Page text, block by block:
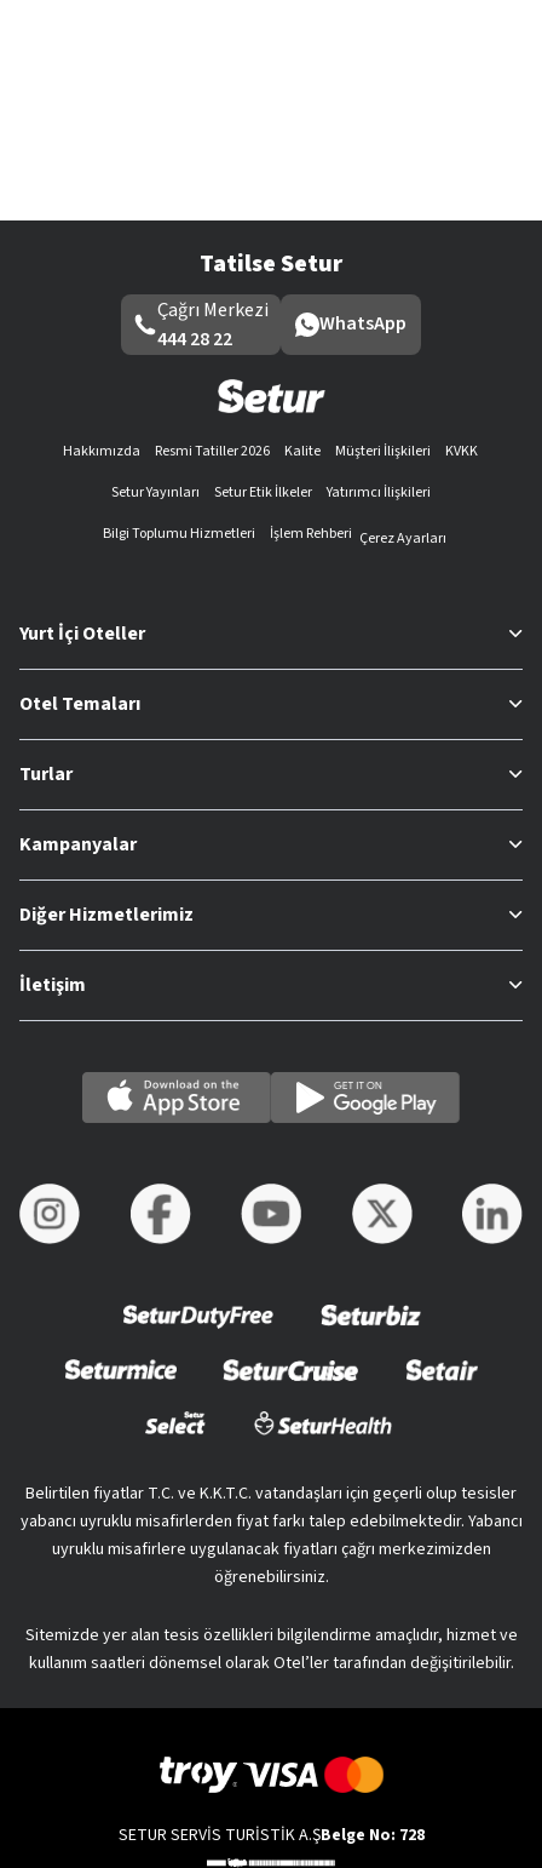
Tatilse Setur
Çağrı Merkezi
444 28 22
WhatsApp
Hakkımızda Resmi Tatiller 2026 Kalite Müşteri İlişkileri
KVKK
Setur Yayınları
Setur Etik İlkeler
Yatırımcı İlişkileri
Bilgi Toplumu Hizmetleri
İşlem Rehberi Çerez Ayarları
Yurt İçi Oteller
Otel Temaları
Turlar
Kampanyalar
Diğer Hizmetlerimiz
İletişim
Belirtilen fiyatlar T.C. ve K.K.T.C. vatandaşları için geçerli olup tesisler
yabancı uyruklu misafirlerden fiyat farkı talep edebilmektedir. Yabancı
uyruklu misafirlere uygulanacak fiyatları çağrı merkezimizden
öğrenebilirsiniz.
Sitemizde yer alan tesis özellikleri bilgilendirme amaçlıdır, hizmet ve
kullanım saatleri dönemsel olarak Otel’ler tarafından değişitirilebilir.
SETUR SERVİS TURİSTİK A.ŞBelge No: 728